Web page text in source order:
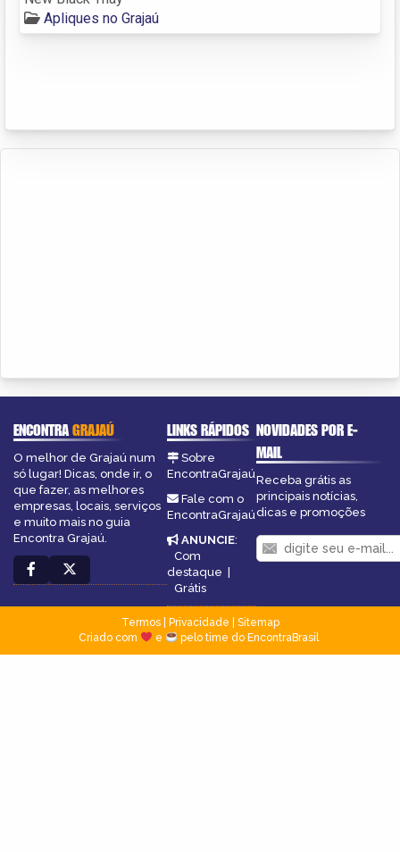
Apliques no Grajaú
ENCONTRAGRAJAÚ
O melhor de Grajaú num
só lugar! Dicas, onde ir, o
que fazer, as melhores
empresas, locais, serviços
e muito mais no guia
Encontra Grajaú.
LINKS RÁPIDOS
Sobre
EncontraGrajaú
Fale com o
EncontraGrajaú
ANUNCIE:
Com
destaque |
Grátis
NOVIDADES POR E-
MAIL
Receba grátis as
principais notícias,
dicas e promoções
Termos| Privacidade
Sitemap
Criado com
e pelo time do EncontraBrasil